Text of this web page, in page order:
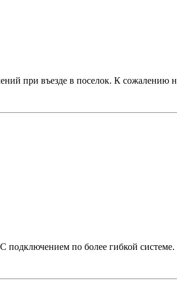
при въезде в поселок. К сожалению
подключением по более гибкой